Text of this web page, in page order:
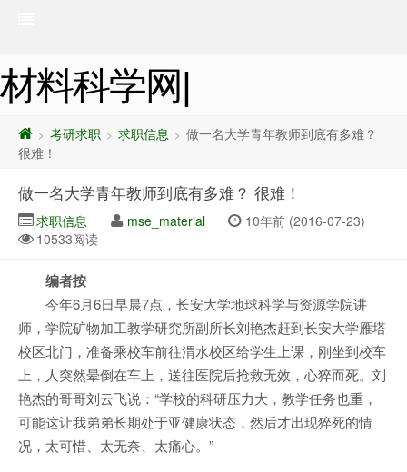
材料科学网|
> 考研求职 > 求职信息 > 做一名大学青年教师到底有多难？
很难！
做一名大学青年教师到底有多难？ 很难！
求职信息 mse_material
10年前 (2016-07-23)
10533阅读
编者按
今年6月6日早晨7点，长安大学地球科学与资源学院讲
师，学院矿物加工教学研究所副所长刘艳杰赶到长安大学雁塔
校区北门，准备乘校车前往渭水校区给学生上课，刚坐到校车
上，人突然晕倒在车上，送往医院后抢救无效，心猝而死。刘
艳杰的哥哥刘云飞说：“学校的科研压力大，教学任务也重，
可能这让我弟弟长期处于亚健康状态，然后才出现猝死的情
况，太可惜、太无奈、太痛心。”